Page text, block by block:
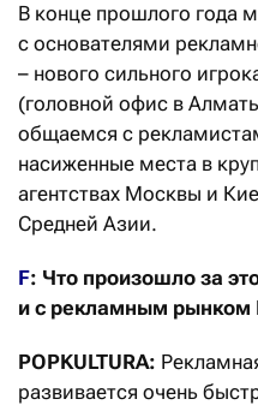
В конце прошлого года
с основателями
– нового сильного
(головной офис в
общаемся c
насиженные места в
агентствах Москвы и
Средней Азии.
F: Что произошло за
и с рекламным рынком
POPKULTURA:
развивается очень